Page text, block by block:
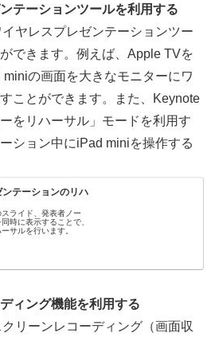
テーションツールを利用する
ヤレスプレゼンテーションツー
できます。例えば、Apple TVを
の画面を大きなモニターにワ
ことができます。また、Keynote
をリハーサル」モードを利用す
ション中にiPad miniを操作する
テーションのリハ
ライド、発表者ノー
時に表示することで、
サルを行います。
ィング機能を利用する
リーンレコーディング（画面収